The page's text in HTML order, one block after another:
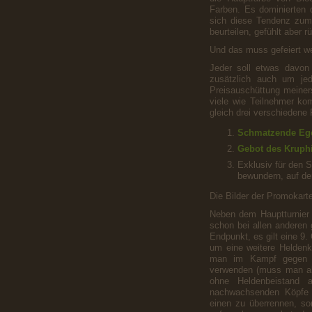
Farben. Es dominierten
sich diese Tendenz
beurteilen, gefühlt aber
Und das muss gefeiert
Jeder soll etwas
zusätzlich auch um
Preisauschüttung
viele wie Teilnehmer
gleich drei verschiedene
Schmatzende
Gebot des
Exklusiv für den
bewundern, auf
Die Bilder der
Neben dem
schon bei allen
Endpunkt, es gilt eine
um eine weitere
man im Kampf gegen
verwenden (muss man
ohne
nachwachsenden
einen zu überrennen,